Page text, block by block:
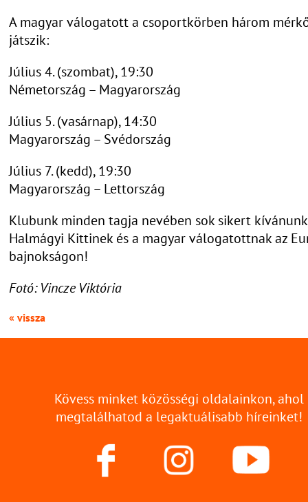
A magyar válogatott a csoportkörben három
játszik:
Július 4. (szombat), 19:30
Németország – Magyarország
Július 5. (vasárnap), 14:30
Magyarország – Svédország
Július 7. (kedd), 19:30
Magyarország – Lettország
Klubunk minden tagja nevében sok sikert kívánunk
Halmágyi Kittinek és a magyar válogatottnak az
bajnokságon!
Fotó: Vincze Viktória
« vissza
Kövess minket közösségi oldalainkon, ahol
megtalálhatod a legaktuálisabb híreinket!